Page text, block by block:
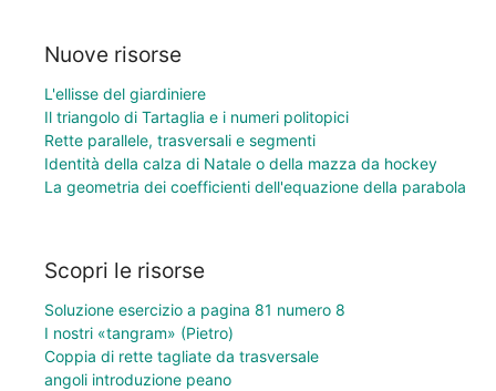
Nuove risorse
L'ellisse del giardiniere
Il triangolo di Tartaglia e i numeri politopici
Rette parallele, trasversali e segmenti
Identità della calza di Natale o della mazza da hockey
La geometria dei coefficienti dell'equazione della parabola
Scopri le risorse
Soluzione esercizio a pagina 81 numero 8
I nostri «tangram» (Pietro)
Coppia di rette tagliate da trasversale
angoli introduzione peano